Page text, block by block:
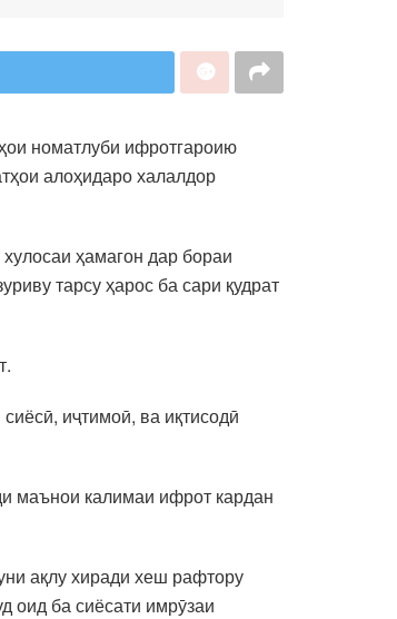
номатлуби ифротгароию
алоҳидаро халалдор
ҳамагон дар бораи
тарсу ҳарос ба сари қудрат
иҷтимоӣ, ва иқтисодӣ
маънои калимаи ифрот кардан
ақлу хиради хеш рафтору
оид ба сиёсати имрӯзаи